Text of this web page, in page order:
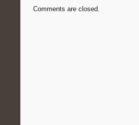
Comments are closed.